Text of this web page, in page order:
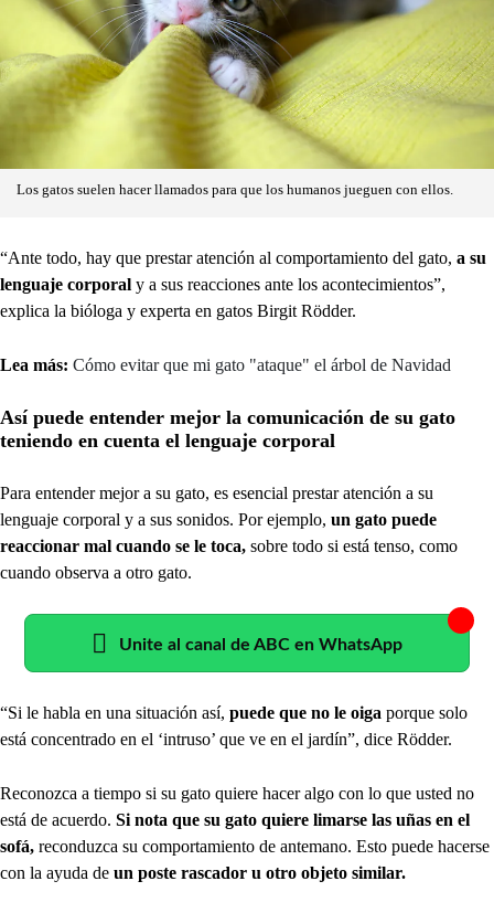
Los gatos suelen hacer llamados para que los humanos jueguen con ellos.
“Ante todo, hay que prestar atención al comportamiento del gato, a su
lenguaje corporal y a sus reacciones ante los acontecimientos”,
explica la bióloga y experta en gatos Birgit Rödder.
Lea más: Cómo evitar que mi gato "ataque" el árbol de Navidad
Así puede entender mejor la comunicación de su gato
teniendo en cuenta el lenguaje corporal
Para entender mejor a su gato, es esencial prestar atención a su
lenguaje corporal y a sus sonidos. Por ejemplo, un gato puede
reaccionar mal cuando se le toca, sobre todo si está tenso, como
cuando observa a otro gato.
Unite al canal de ABC en WhatsApp
“Si le habla en una situación así, puede que no le oiga porque solo
está concentrado en el ‘intruso’ que ve en el jardín”, dice Rödder.
Reconozca a tiempo si su gato quiere hacer algo con lo que usted no
está de acuerdo. Si nota que su gato quiere limarse las uñas en el
sofá, reconduzca su comportamiento de antemano. Esto puede hacerse
con la ayuda de un poste rascador u otro objeto similar.